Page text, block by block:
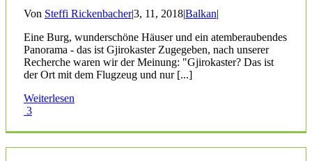
Von Steffi Rickenbacher|3, 11, 2018|Balkan|
Eine Burg, wunderschöne Häuser und ein atemberaubendes
Panorama - das ist Gjirokaster Zugegeben, nach unserer
Recherche waren wir der Meinung: "Gjirokaster? Das ist
der Ort mit dem Flugzeug und nur [...]
Weiterlesen
3